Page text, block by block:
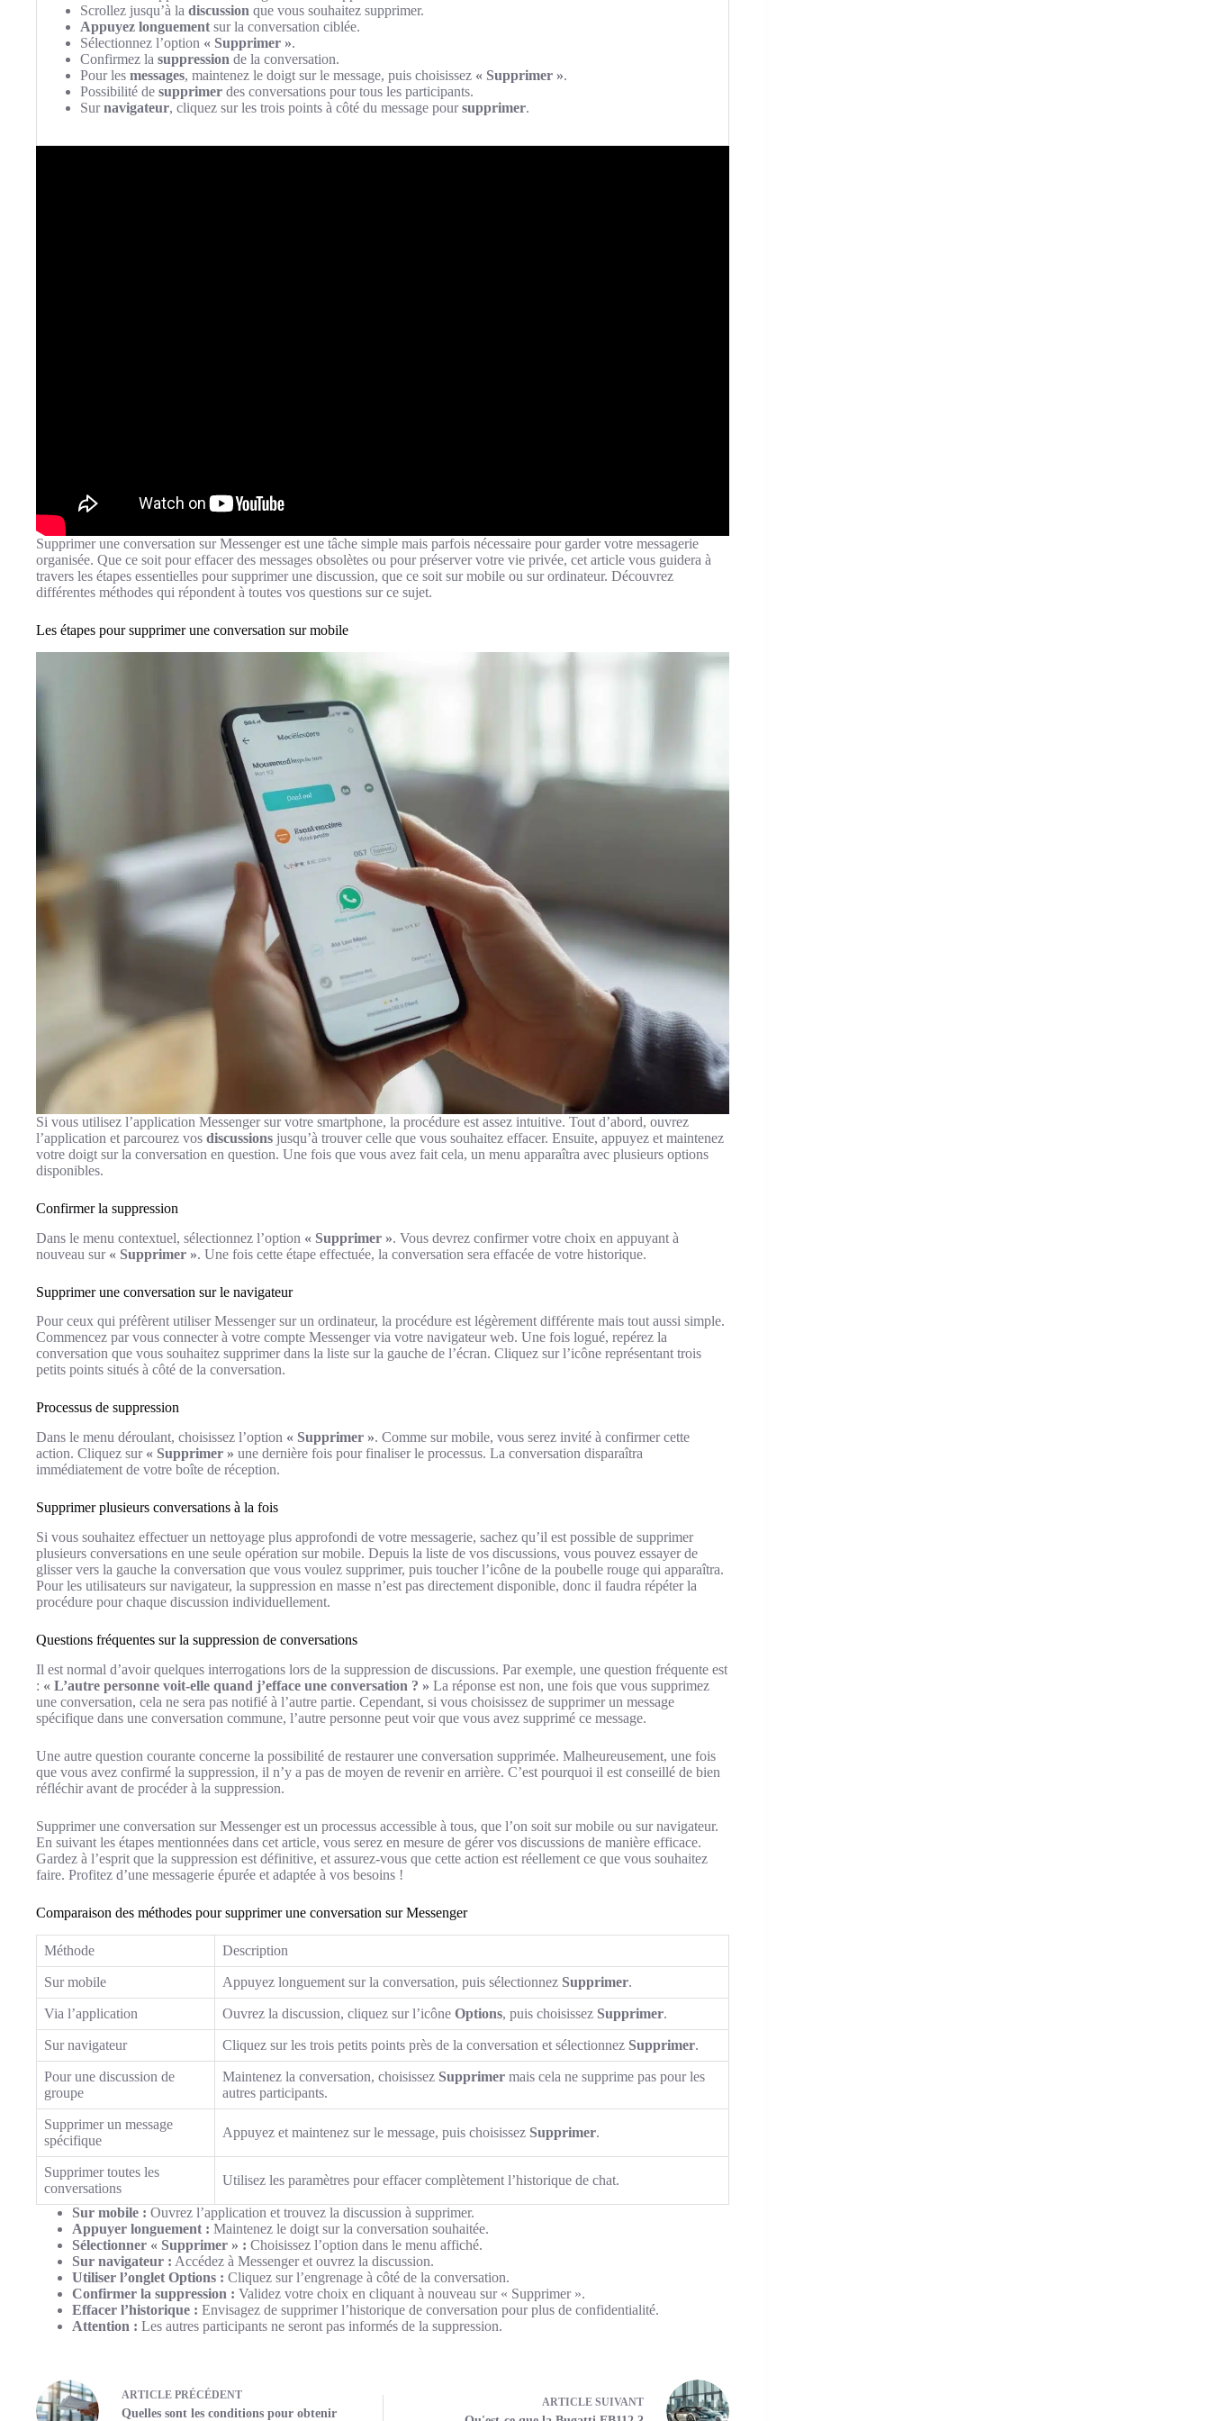
Scrollez jusqu’à la discussion que vous souhaitez supprimer.
Appuyez longuement sur la conversation ciblée.
Sélectionnez l’option « Supprimer ».
Confirmez la suppression de la conversation.
Pour les messages, maintenez le doigt sur le message, puis choisissez « Supprimer ».
Possibilité de supprimer des conversations pour tous les participants.
Surnavigateur, cliquez sur les trois points à côté du message poursupprimer.
Supprimer une conversation sur Messenger est une tâche simple mais parfois nécessaire pour garder votre messagerie
organisée. Que ce soit pour effacer des messages obsolètes ou pour préserver votre vie privée, cet article vous guidera à
travers les étapes essentielles pour supprimer une discussion, que ce soit sur mobile ou sur ordinateur. Découvrez
différentes méthodes qui répondent à toutes vos questions sur ce sujet.
Les étapes pour supprimer une conversation sur mobile
Si vous utilisez l’application Messenger sur votre smartphone, la procédure est assez intuitive. Tout d’abord, ouvrez
l’application et parcourez vos discussions jusqu’à trouver celle que vous souhaitez effacer. Ensuite, appuyez et maintenez
votre doigt sur la conversation en question. Une fois que vous avez fait cela, un menu apparaîtra avec plusieurs options
disponibles.
Confirmer la suppression
Dans le menu contextuel, sélectionnez l’option « Supprimer ». Vous devrez confirmer votre choix en appuyant à
nouveau sur « Supprimer ». Une fois cette étape effectuée, la conversation sera effacée de votre historique.
Supprimer une conversation sur le navigateur
Pour ceux qui préfèrent utiliser Messenger sur un ordinateur, la procédure est légèrement différente mais tout aussi simple.
Commencez par vous connecter à votre compte Messenger via votre navigateur web. Une fois logué, repérez la
conversation que vous souhaitez supprimer dans la liste sur la gauche de l’écran. Cliquez sur l’icône représentant trois
petits points situés à côté de la conversation.
Processus de suppression
Dans le menu déroulant, choisissez l’option « Supprimer ». Comme sur mobile, vous serez invité à confirmer cette
action. Cliquez sur « Supprimer » une dernière fois pour finaliser le processus. La conversation disparaîtra
immédiatement de votre boîte de réception.
Supprimer plusieurs conversations à la fois
Si vous souhaitez effectuer un nettoyage plus approfondi de votre messagerie, sachez qu’il est possible de supprimer
plusieurs conversations en une seule opération sur mobile. Depuis la liste de vos discussions, vous pouvez essayer de
glisser vers la gauche la conversation que vous voulez supprimer, puis toucher l’icône de la poubelle rouge qui apparaîtra.
Pour les utilisateurs sur navigateur, la suppression en masse n’est pas directement disponible, donc il faudra répéter la
procédure pour chaque discussion individuellement.
Questions fréquentes sur la suppression de conversations
Il est normal d’avoir quelques interrogations lors de la suppression de discussions. Par exemple, une question fréquente est
: « L’autre personne voit-elle quand j’efface une conversation ? » La réponse est non, une fois que vous supprimez
une conversation, cela ne sera pas notifié à l’autre partie. Cependant, si vous choisissez de supprimer un message
spécifique dans une conversation commune, l’autre personne peut voir que vous avez supprimé ce message.
Une autre question courante concerne la possibilité de restaurer une conversation supprimée. Malheureusement, une fois
que vous avez confirmé la suppression, il n’y a pas de moyen de revenir en arrière. C’est pourquoi il est conseillé de bien
réfléchir avant de procéder à la suppression.
Supprimer une conversation sur Messenger est un processus accessible à tous, que l’on soit sur mobile ou sur navigateur.
En suivant les étapes mentionnées dans cet article, vous serez en mesure de gérer vos discussions de manière efficace.
Gardez à l’esprit que la suppression est définitive, et assurez-vous que cette action est réellement ce que vous souhaitez
faire. Profitez d’une messagerie épurée et adaptée à vos besoins !
Comparaison des méthodes pour supprimer une conversation sur Messenger
Méthode Description
Sur mobile Appuyez longuement sur la conversation, puis sélectionnez Supprimer.
Via l’application Ouvrez la discussion, cliquez sur l’icône Options, puis choisissez Supprimer.
Sur navigateur Cliquez sur les trois petits points près de la conversation et sélectionnez Supprimer.
Pour une discussion de
groupe
Maintenez la conversation, choisissez Supprimer mais cela ne supprime pas pour les
autres participants.
Supprimer un message
spécifique
Appuyez et maintenez sur le message, puis choisissez Supprimer.
Supprimer toutes les
conversations
Utilisez les paramètres pour effacer complètement l’historique de chat.
Sur mobile : Ouvrez l’application et trouvez la discussion à supprimer.
Appuyer longuement : Maintenez le doigt sur la conversation souhaitée.
Sélectionner « Supprimer » : Choisissez l’option dans le menu affiché.
Sur navigateur : Accédez à Messenger et ouvrez la discussion.
Utiliser l’onglet Options : Cliquez sur l’engrenage à côté de la conversation.
Confirmer la suppression : Validez votre choix en cliquant à nouveau sur « Supprimer ».
Effacer l’historique : Envisagez de supprimer l’historique de conversation pour plus de confidentialité.
Attention : Les autres participants ne seront pas informés de la suppression.
ARTICLE PRÉCÉDENT
Quelles sont les conditions pour obtenir
ARTICLE SUIVANT